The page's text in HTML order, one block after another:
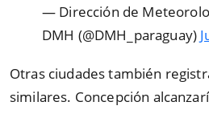
— Dirección de
DMH (@DMH_paraguay)
Otras ciudades también
similares. Concepción